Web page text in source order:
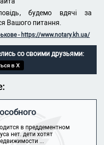
будемо вдячі за
Вашого питання.
- https://www.notary.kh.ua/
со своими друзьями:
в X
в преддементном
нет. дети хотят
...